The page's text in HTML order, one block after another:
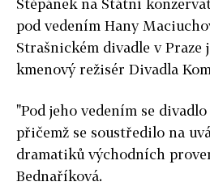
pod vedením Hany
Strašnickém divadle v Praze
kmenový režisér Divadla
"Pod jeho vedením se
přičemž se soustředilo na
dramatiků východních
Bednaříková.